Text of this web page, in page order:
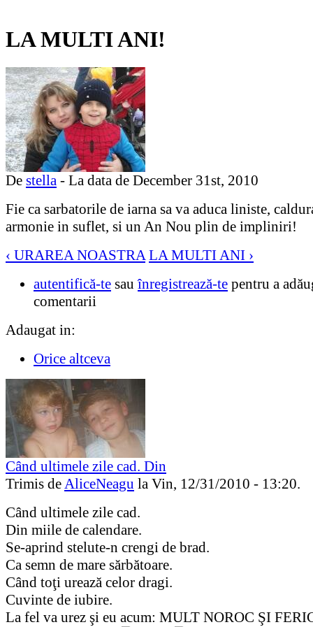
LA MULTI ANI!
De stella - La data de December 31st, 2010
Fie ca sarbatorile de iarna sa va aduca liniste,
armonie in suflet, si un An Nou plin de impliniri!
‹ URAREA NOASTRA LA MULTI ANI ›
autentifică-te sauînregistrează-te pentru a
comentarii
Adaugat in:
Orice altceva
Când ultimele zile cad. Din
Trimis deAliceNeagu la Vin, 12/31/2010 - 13:20.
Când ultimele zile cad.
Din miile de calendare.
Se-aprind stelute-n crengi de brad.
Ca semn de mare sărbătoare.
Când toţi urează celor dragi.
Cuvinte de iubire.
La fel va urez şi eu acum: MULT NOROC ŞI